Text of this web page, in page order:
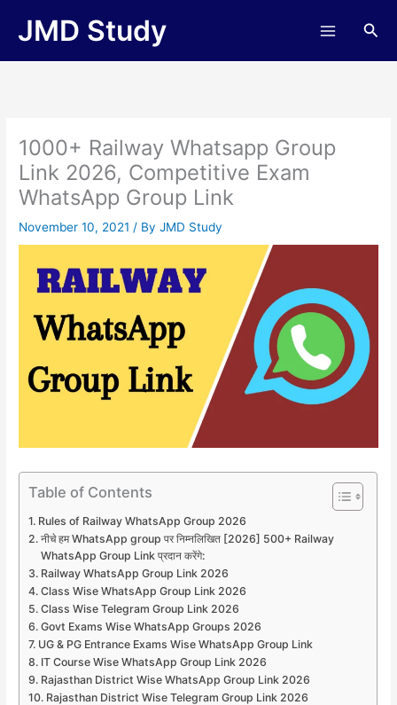
JMD Study
1000+ Railway Whatsapp Group
Link 2026, Competitive Exam
WhatsApp Group Link
November 10, 2021/ ByJMD Study
Table of Contents
Rules of Railway WhatsApp Group 2026
नीचे हम WhatsApp group पर निम्नलिखित [2026] 500+ Railway
WhatsApp Group Link प्रदान करेंगे:
Railway WhatsApp Group Link 2026
Class Wise WhatsApp Group Link 2026
Class Wise Telegram Group Link 2026
Govt Exams Wise WhatsApp Groups 2026
UG & PG Entrance Exams Wise WhatsApp Group Link
IT Course Wise WhatsApp Group Link 2026
Rajasthan District Wise WhatsApp Group Link 2026
Rajasthan District Wise Telegram Group Link 2026